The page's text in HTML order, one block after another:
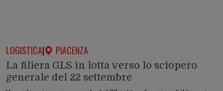
LOGISTICA| PIACENZA
La filiera GLS in lotta verso lo sciopero
generale del 22 settembre